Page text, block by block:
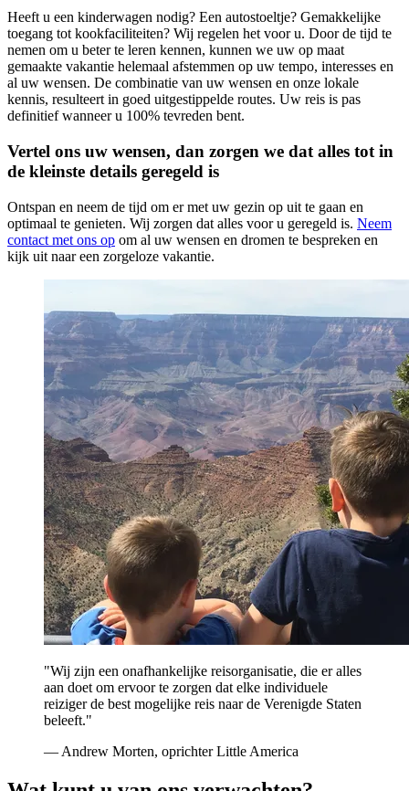
Heeft u een kinderwagen nodig? Een autostoeltje? Gemakkelijke
toegang tot kookfaciliteiten? Wij regelen het voor u. Door de tijd te
nemen om u beter te leren kennen, kunnen we uw op maat
gemaakte vakantie helemaal afstemmen op uw tempo, interesses en
al uw wensen. De combinatie van uw wensen en onze lokale
kennis, resulteert in goed uitgestippelde routes. Uw reis is pas
definitief wanneer u 100% tevreden bent.
Vertel ons uw wensen, dan zorgen we dat alles tot in
de kleinste details geregeld is
Ontspan en neem de tijd om er met uw gezin op uit te gaan en
optimaal te genieten. Wij zorgen dat alles voor u geregeld is. Neem
contact met ons op om al uw wensen en dromen te bespreken en
kijk uit naar een zorgeloze vakantie.
"Wij zijn een onafhankelijke reisorganisatie, die er alles
aan doet om ervoor te zorgen dat elke individuele
reiziger de best mogelijke reis naar de Verenigde Staten
beleeft."
— Andrew Morten, oprichter Little America